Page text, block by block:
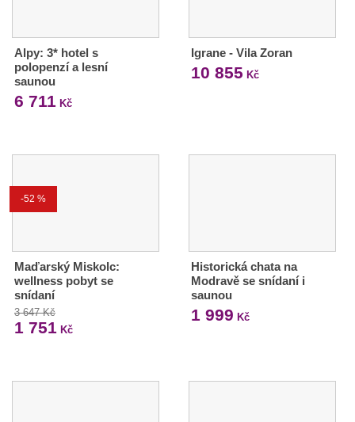
Alpy: 3* hotel s
polopenzí a lesní
saunou
6 711 Kč
Igrane - Vila Zoran
10 855 Kč
-52 %
Maďarský Miskolc:
wellness pobyt se
snídaní
3 647 Kč
1 751 Kč
Historická chata na
Modravě se snídaní i
saunou
1 999 Kč